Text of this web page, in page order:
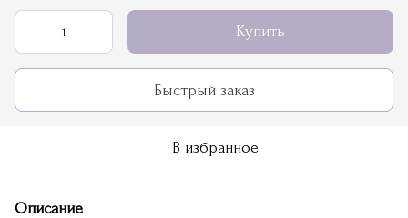
Купить
Быстрый заказ
В избранное
Описание